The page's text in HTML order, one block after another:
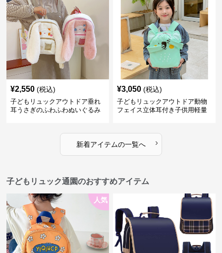
¥2,550 (税込)
子どもリュックアウトドア垂れ
耳うさぎのふわふわぬいぐるみ
¥3,050 (税込)
子どもリュックアウトドア動物
フェイス立体耳付き子供用軽量
新着アイテムの一覧へ ›
子どもリュック通園のおすすめアイテム
人気